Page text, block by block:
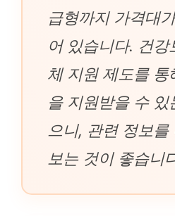
급형까지 가격대
어 있습니다. 건
체 지원 제도를 통
을 지원받을 수 있
으니, 관련 정보
보는 것이 좋습니